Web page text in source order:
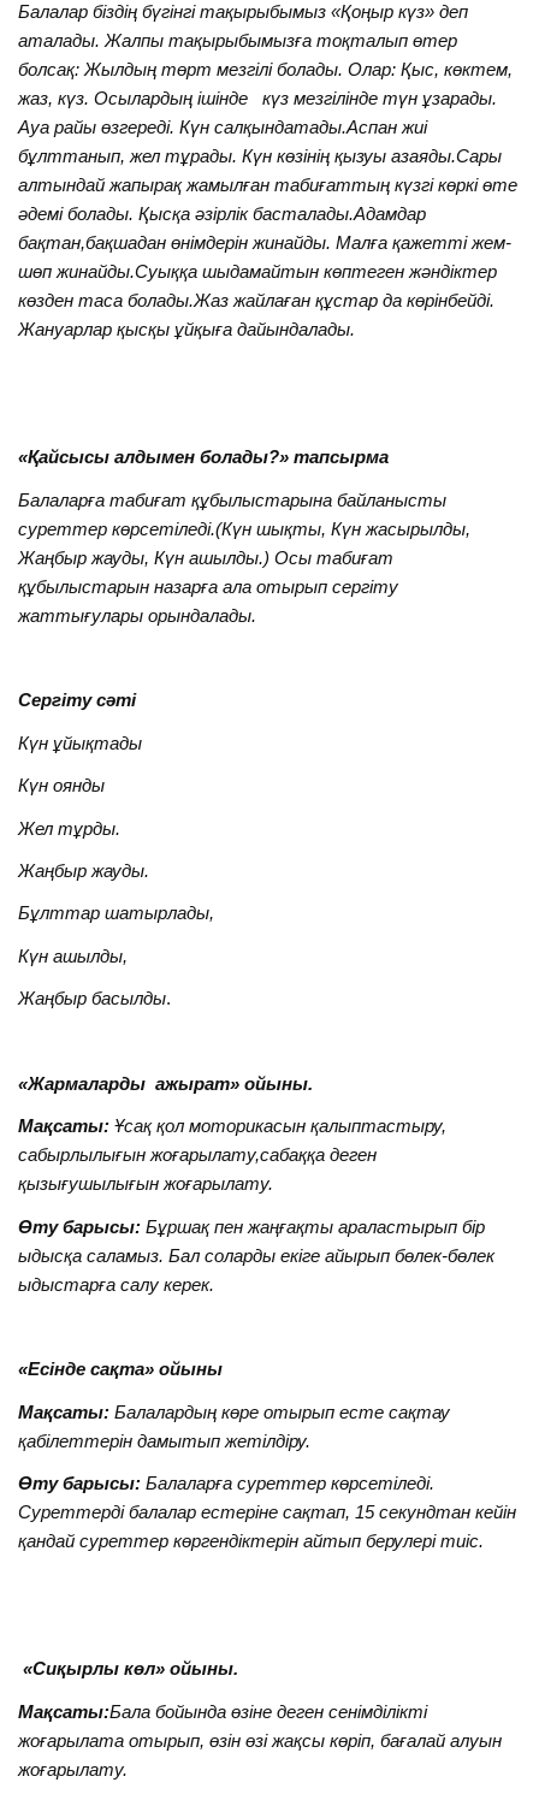
Балалар біздің бүгінгі тақырыбымыз «Қоңыр күз» деп
аталады. Жалпы тақырыбымызға тоқталып өтер
болсақ: Жылдың төрт мезгілі болады. Олар: Қыс, көктем,
жаз, күз. Осылардың ішінде күз мезгілінде түн ұзарады.
Ауа райы өзгереді. Күн салқындатады.Аспан жиі
бұлттанып, жел тұрады. Күн көзінің қызуы азаяды.Сары
алтындай жапырақ жамылған табиғаттың күзгі көркі өте
әдемі болады. Қысқа әзірлік басталады.Адамдар
бақтан,бақшадан өнімдерін жинайды. Малға қажетті жем-
шөп жинайды.Суыққа шыдамайтын көптеген жәндіктер
көзден таса болады.Жаз жайлаған құстар да көрінбейді.
Жануарлар қысқы ұйқыға дайындалады.
«Қайсысы алдымен болады?» тапсырма
Балаларға табиғат құбылыстарына байланысты
суреттер көрсетіледі.(Күн шықты, Күн жасырылды,
Жаңбыр жауды, Күн ашылды.) Осы табиғат
құбылыстарын назарға ала отырып сергіту
жаттығулары орындалады.
Сергіту сәті
Күн ұйықтады
Күн оянды
Жел тұрды.
Жаңбыр жауды.
Бұлттар шатырлады,
Күн ашылды,
Жаңбыр басылды.
«Жармаларды ажырат» ойыны.
Мақсаты:Ұсақ қол моторикасын қалыптастыру,
сабырлылығын жоғарылату,сабаққа деген
қызығушылығын жоғарылату.
Өту барысы:Бұршақ пен жаңғақты араластырып бір
ыдысқа саламыз. Бал соларды екіге айырып бөлек-бөлек
ыдыстарға салу керек.
«Есінде сақта» ойыны
Мақсаты:Балалардың көре отырып есте сақтау
қабілеттерін дамытып жетілдіру.
Өту барысы: Балаларға суреттер көрсетіледі.
Суреттерді балалар естеріне сақтап, 15 секундтан кейін
қандай суреттер көргендіктерін айтып берулері тиіс.
«Сиқырлы көл» ойыны.
Мақсаты:Бала бойында өзіне деген сенімділікті
жоғарылата отырып, өзін өзі жақсы көріп, бағалай алуын
жоғарылату.